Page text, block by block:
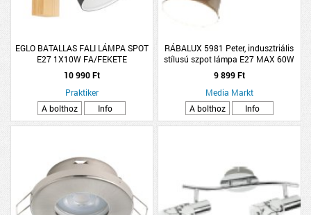
EGLO BATALLAS FALI LÁMPA SPOT
E27 1X10W FA/FEKETE
10 990 Ft
Praktiker
A bolthoz
Info
RÁBALUX 5981 Peter, indusztriális
stílusú szpot lámpa E27 MAX 60W
antik bronz
9 899 Ft
Media Markt
A bolthoz
Info